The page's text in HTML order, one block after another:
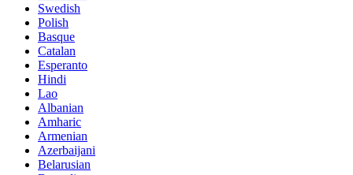
Swedish
Polish
Basque
Catalan
Esperanto
Hindi
Lao
Albanian
Amharic
Armenian
Azerbaijani
Belarusian